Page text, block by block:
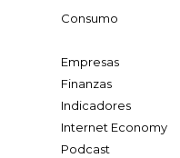
Consumo
Empresas
Finanzas
Indicadores
Internet Economy
Podcast